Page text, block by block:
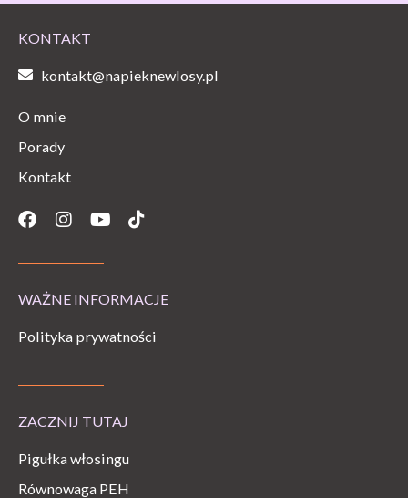
KONTAKT
kontakt@napieknewlosy.pl
O mnie
Porady
Kontakt
Facebook
Instagram
YoutubeTiktok
WAŻNE INFORMACJE
Polityka prywatności
ZACZNIJ TUTAJ
Pigułka włosingu
Równowaga PEH